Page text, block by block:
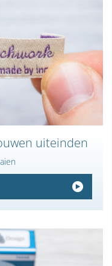
uiteinden